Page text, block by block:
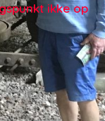
ikke op